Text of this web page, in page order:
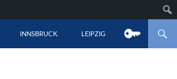
INNSBRUCK LEIPZIG